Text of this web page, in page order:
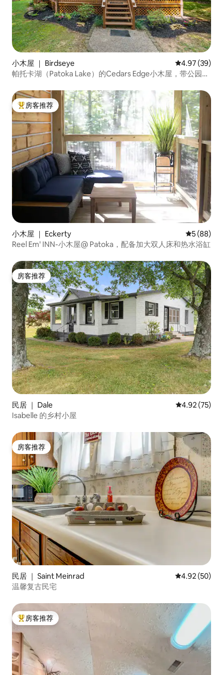
小木屋 ｜ Birdseye 平均评分
4.97 (39)
帕托卡湖（Patoka Lake）的Cedars Edge小木屋，带公园通
热门「房客推荐」
房客推荐
小木屋 ｜ Eckerty 平均评分
5 (88)
Reel Em' INN-小木屋@ Patoka，配备加大双人床和热水浴缸
房客推荐
房客推荐
民居 ｜ Dale 平均评分
4.92 (75)
Isabelle 的乡村小屋
房客推荐
房客推荐
民居 ｜ Saint Meinrad 平均评分
4.92 (50)
温馨复古民宅
热门「房客推荐」
房客推荐